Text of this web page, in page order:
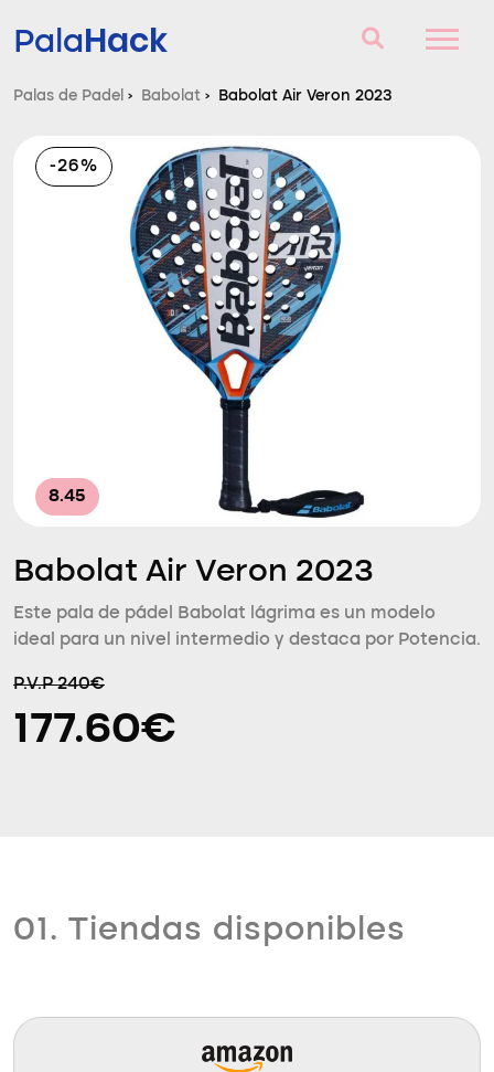
PalaHack
Consultorio
Comparador
Palas de Padel › Babolat › Babolat Air Veron 2023
-26%
8.45
Babolat Air Veron 2023
Este pala de pádel Babolat lágrima es un modelo
ideal para un nivel intermedio y destaca por Potencia.
P.V.P 240€
177.60€
01. Tiendas disponibles